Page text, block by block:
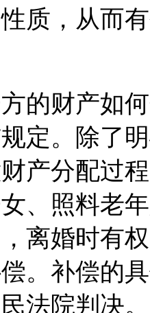
质，从而
的财产如
定。除了
产分配过
、照料老
离婚时有
。补偿的
法院判决。